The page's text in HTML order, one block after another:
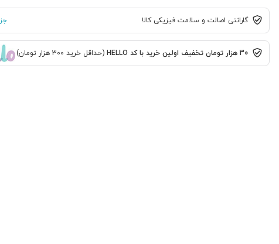
گارانتی اصالت و سلامت فیزیکی کالا
30 هزار تومان تخفیف اولین خرید با کد HELLO (حداقل خرید 300 هزار تومان)